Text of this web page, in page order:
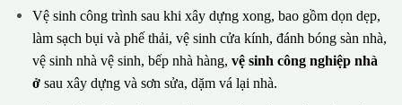
Vệ sinh công trình sau khi xây dựng xong, bao gồm dọn dẹp,
làm sạch bụi và phế thải, vệ sinh cửa kính, đánh bóng sàn nhà,
vệ sinh nhà vệ sinh, bếp nhà hàng, vệ sinh công nghiệp nhà
ởsau xây dựng và sơn sửa, dặm vá lại nhà.